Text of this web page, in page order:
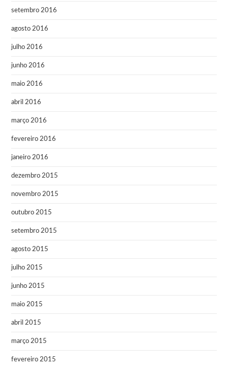
setembro 2016
agosto 2016
julho 2016
junho 2016
maio 2016
abril 2016
março 2016
fevereiro 2016
janeiro 2016
dezembro 2015
novembro 2015
outubro 2015
setembro 2015
agosto 2015
julho 2015
junho 2015
maio 2015
abril 2015
março 2015
fevereiro 2015